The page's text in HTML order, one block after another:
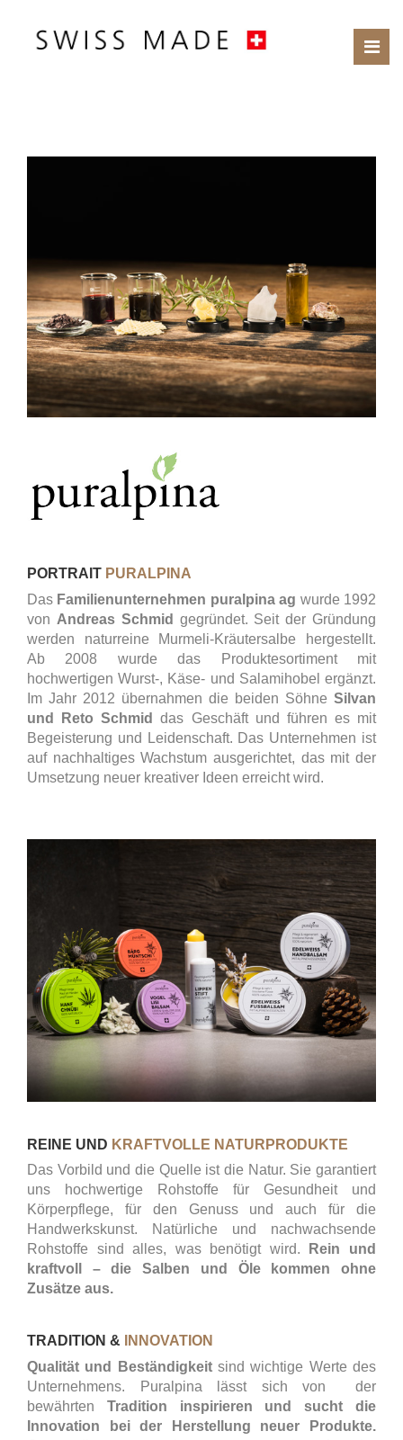
PORTRAIT PURALPINA
Das Familienunternehmen puralpina ag wurde 1992
von Andreas Schmid gegründet. Seit der Gründung
werden naturreine Murmeli-Kräutersalbe hergestellt.
Ab 2008 wurde das Produktesortiment mit
hochwertigen Wurst-, Käse- und Salamihobel ergänzt.
Im Jahr 2012 übernahmen die beiden Söhne Silvan
und Reto Schmid
das Geschäft und führen es mit
Begeisterung und Leidenschaft. Das Unternehmen ist
auf nachhaltiges Wachstum ausgerichtet, das mit der
Umsetzung neuer kreativer Ideen erreicht wird.
REINE UND KRAFTVOLLE NATURPRODUKTE
Das Vorbild und die Quelle ist die Natur. Sie garantiert
uns hochwertige Rohstoffe für Gesundheit und
Körperpflege, für den Genuss und auch für die
Handwerkskunst. Natürliche und nachwachsende
Rohstoffe sind alles, was benötigt wird.
Rein und
kraftvoll – die Salben und Öle kommen ohne
Zusätze aus.
TRADITION &
INNOVATION
Qualität und Beständigkeitsind wichtige Werte des
Unternehmens. Puralpina lässt sich von der
bewährten Tradition inspirieren und sucht die
Innovation bei der Herstellung neuer Produkte.